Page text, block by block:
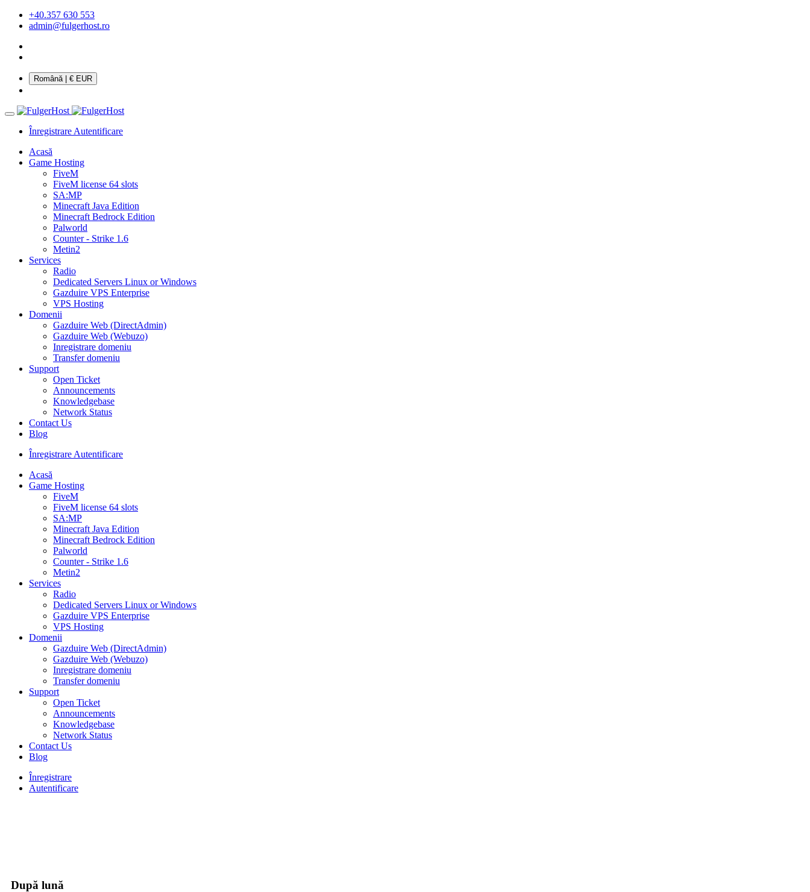
+40.357 630 553
admin@fulgerhost.ro
Română| € EUR
Înregistrare Autentificare
Acasă
Game Hosting
FiveM
FiveM license 64 slots
SA:MP
Minecraft Java Edition
Minecraft Bedrock Edition
Palworld
Counter - Strike 1.6
Metin2
Services
Radio
Dedicated Servers Linux or Windows
Gazduire VPS Enterprise
VPS Hosting
Domenii
Gazduire Web (DirectAdmin)
Gazduire Web (Webuzo)
Inregistrare domeniu
Transfer domeniu
Support
Open Ticket
Announcements
Knowledgebase
Network Status
Contact Us
Blog
Înregistrare Autentificare
Acasă
Game Hosting
FiveM
FiveM license 64 slots
SA:MP
Minecraft Java Edition
Minecraft Bedrock Edition
Palworld
Counter - Strike 1.6
Metin2
Services
Radio
Dedicated Servers Linux or Windows
Gazduire VPS Enterprise
VPS Hosting
Domenii
Gazduire Web (DirectAdmin)
Gazduire Web (Webuzo)
Inregistrare domeniu
Transfer domeniu
Support
Open Ticket
Announcements
Knowledgebase
Network Status
Contact Us
Blog
Înregistrare
Autentificare
După lună